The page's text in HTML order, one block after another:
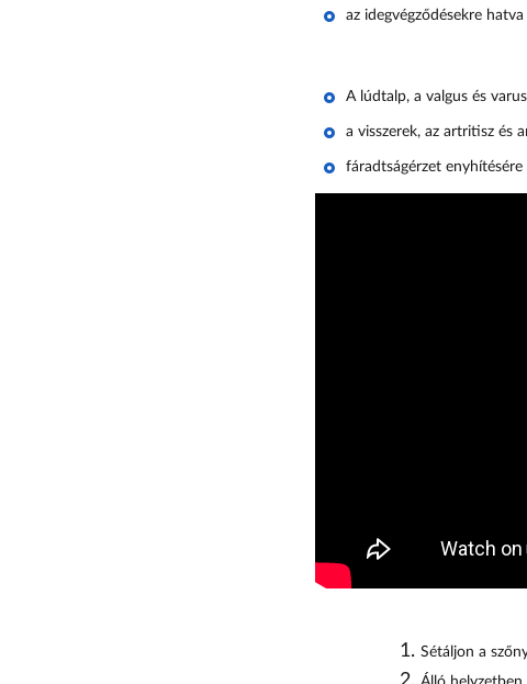
az idegvégződésekre
A lúdtalp, a valgus és
a visszerek, az artritisz és
fáradtságérzet enyhítésére
Sétáljon a